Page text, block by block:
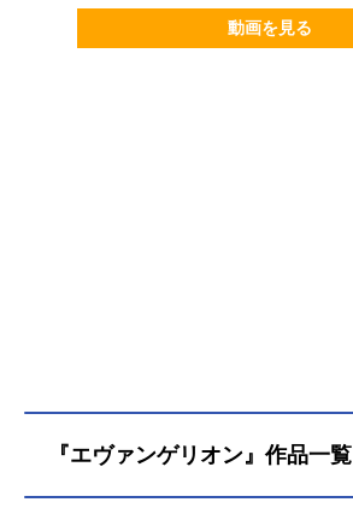
動画を見る
『エヴァンゲリオン』作品一覧